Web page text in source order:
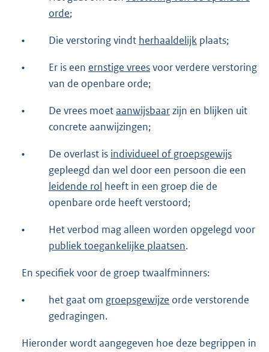
orde;
• Die verstoring vindt herhaaldelijk plaats;
• Er is een ernstige vreesvoor verdere verstoring
van de openbare orde;
• De vrees moetaanwijsbaarzijn en blijken uit
concrete aanwijzingen;
• De overlast is individueel of groepsgewijs
gepleegd dan wel door een persoon die een
leidende rol heeft in een groep die de
openbare orde heeft verstoord;
•
Het verbod mag alleen worden opgelegd voor
publiek toegankelijke plaatsen.
En specifiek voor de groep twaalfminners:
• het gaat om groepsgewijze orde verstorende
gedragingen.
Hieronder wordt aangegeven hoe deze begrippen in